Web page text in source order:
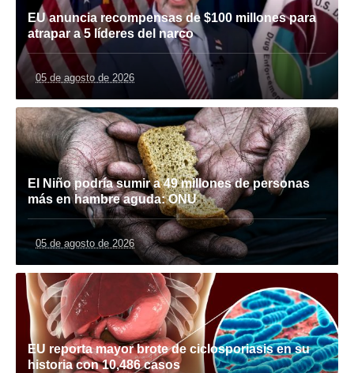
EU anuncia recompensas de $100 millones para
atrapar a 5 líderes del narco
05 de agosto de 2026
El Niño podría sumir a 49 millones de personas
más en hambre aguda: ONU
05 de agosto de 2026
EU reporta mayor brote de ciclosporiasis en su
historia con 10,486 casos